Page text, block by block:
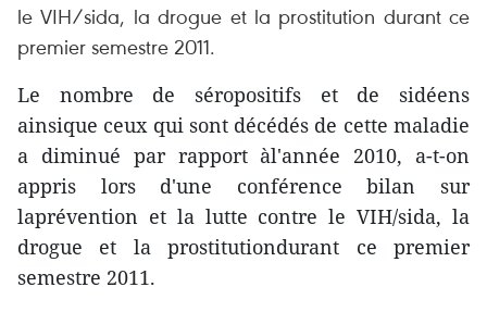
le VIH/sida, la drogue et la prostitution durant ce
premier semestre 2011.
Le nombre de séropositifs et de sidéens
ainsique ceux qui sont décédés de cette maladie
a diminué par rapport àl'année 2010, a-t-on
appris lors d'une conférence bilan sur
laprévention et la lutte contre le VIH/sida, la
drogue et la prostitutiondurant ce premier
semestre 2011.